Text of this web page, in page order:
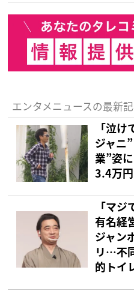
エンタメニュースの最新
「泣
ジャニ
業”姿
3.4万
「マ
有名経
ジャン
リ…不
的トイ